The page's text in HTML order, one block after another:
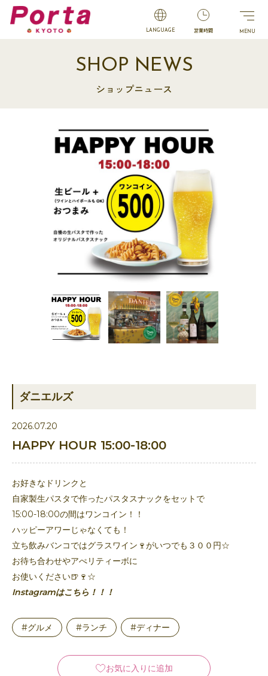
LANGUAGE 営業時間
SHOP NEWS
ショップニュース
ダニエルズ
2026.07.20
HAPPY HOUR 15:00-18:00
お好きなドリンクと
自家製生パスタで作ったパスタスナックをセットで
15:00-18:00の間はワンコイン！！
ハッピーアワーじゃなくても！
立ち飲みバンコではグラスワイン🍷がいつでも３００円☆
お待ち合わせやアぺリティーボに
お使いください🍺🍷☆
Instagramはこちら！！！
#グルメ #ランチ #ディナー
お気に入りに追加